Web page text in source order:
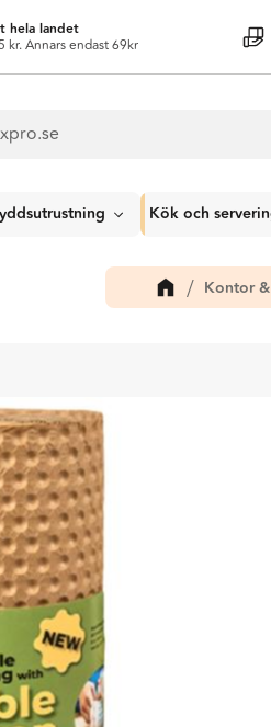
hela landet
kr. Annars endast 69kr
Kök och
Kontor